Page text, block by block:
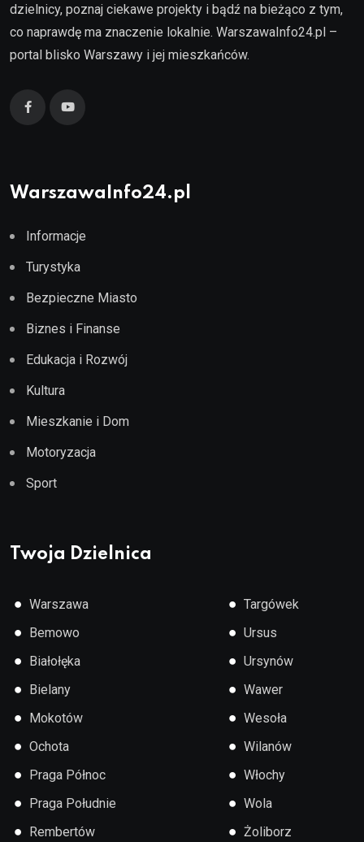
dzielnicy, poznaj ciekawe projekty i bądź na bieżąco z tym,
co naprawdę ma znaczenie lokalnie. WarszawaInfo24.pl –
portal blisko Warszawy i jej mieszkańców.
WarszawaInfo24.pl
Informacje
Turystyka
Bezpieczne Miasto
Biznes i Finanse
Edukacja i Rozwój
Kultura
Mieszkanie i Dom
Motoryzacja
Sport
Twoja Dzielnica
● Warszawa
● Bemowo
● Białołęka
● Bielany
● Mokotów
● Ochota
● Praga Północ
● Praga Południe
● Rembertów
● Targówek
● Ursus
● Ursynów
● Wawer
● Wesoła
● Wilanów
● Włochy
● Wola
● Żoliborz